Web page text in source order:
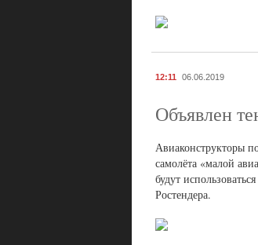
12:11 06.06.2019
Объявлен
Авиаконструкторы
самолёта «малой
будут
Ростендера.